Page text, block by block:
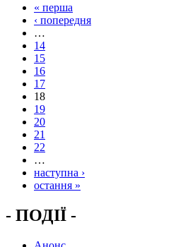
« перша
‹ попередня
…
14
15
16
17
18
19
20
21
22
…
наступна ›
остання »
- ПОДІЇ -